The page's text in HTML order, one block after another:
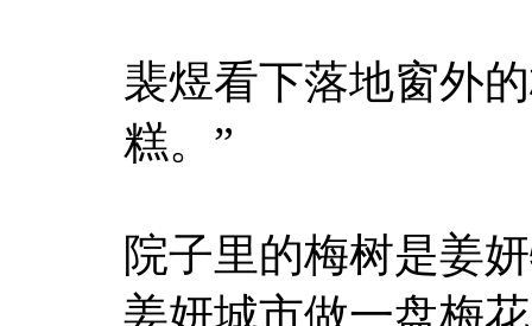
裴煜看下落地窗外
糕。”
院子里的梅树是姜
姜妍城市做一盘梅